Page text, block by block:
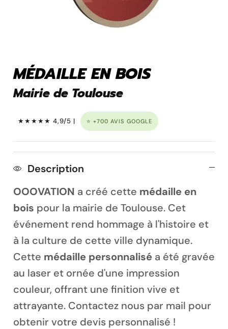
Porte clé à graver
Magnet personnalisé
MÉDAILLE EN BOIS
Mairie de Toulouse
★★★★★ 4,9/5 | ⭐ +700 AVIS GOOGLE
Description
OOOVATION a créé cette médaille en
bois pour la mairie de Toulouse. Cet
événement rend hommage à l'histoire et
à la culture de cette ville dynamique.
Cette médaille personnalisé a été gravée
au laser et ornée d'une impression
couleur, offrant une finition vive et
attrayante. Contactez nous par mail pour
obtenir votre devis personnalisé !